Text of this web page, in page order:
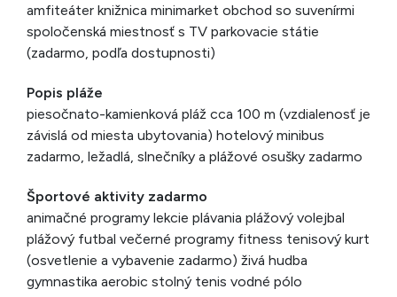
amfiteáter knižnica minimarket obchod so suvenírmi
spoločenská miestnosť s TV parkovacie státie
(zadarmo, podľa dostupnosti)
Popis pláže
piesočnato-kamienková pláž cca 100 m (vzdialenosť je
závislá od miesta ubytovania) hotelový minibus
zadarmo, ležadlá, slnečníky a plážové osušky zadarmo
Športové aktivity zadarmo
animačné programy lekcie plávania plážový volejbal
plážový futbal večerné programy fitness tenisový kurt
(osvetlenie a vybavenie zadarmo) živá hudba
gymnastika aerobic stolný tenis vodné pólo